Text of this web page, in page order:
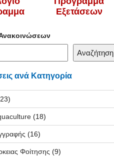
Εξετάσεων
Αναζήτηση
ανά Κατηγορία
(18)
(16)
Φοίτησης (9)